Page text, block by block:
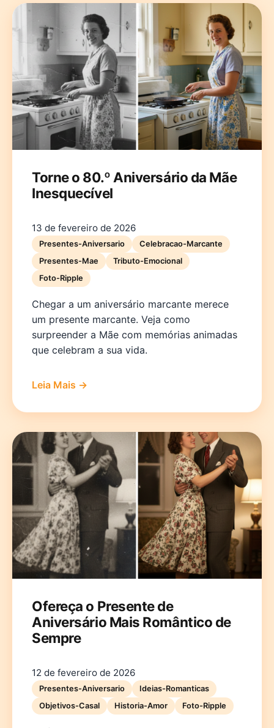
Torne o 80.º Aniversário da Mãe
Inesquecível
13 de fevereiro de 2026
Presentes-Aniversario
Celebracao-Marcante
Presentes-Mae
Tributo-Emocional
Foto-Ripple
Chegar a um aniversário marcante merece
um presente marcante. Veja como
surpreender a Mãe com memórias animadas
que celebram a sua vida.
Leia Mais →
Ofereça o Presente de
Aniversário Mais Romântico de
Sempre
12 de fevereiro de 2026
Presentes-Aniversario
Ideias-Romanticas
Objetivos-Casal
Historia-Amor Foto-Ripple